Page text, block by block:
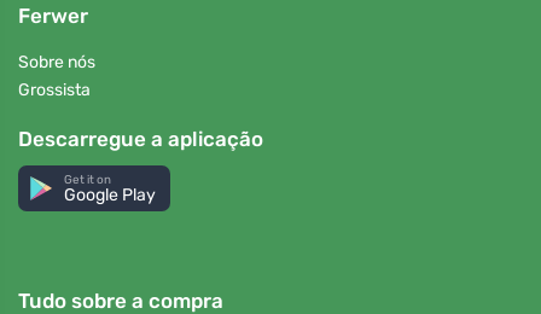
Ferwer
Sobre nós
Grossista
Descarregue a aplicação
Get it on
Google Play
Tudo sobre a compra